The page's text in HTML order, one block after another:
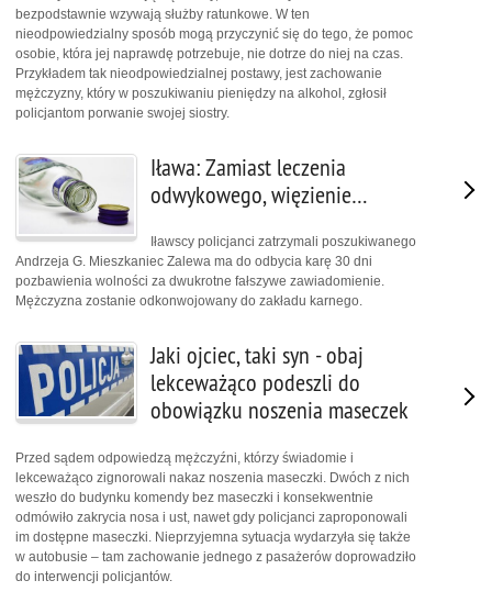
bezpodstawnie wzywają służby ratunkowe. W ten
nieodpowiedzialny sposób mogą przyczynić się do tego, że pomoc
osobie, która jej naprawdę potrzebuje, nie dotrze do niej na czas.
Przykładem tak nieodpowiedzialnej postawy, jest zachowanie
mężczyzny, który w poszukiwaniu pieniędzy na alkohol, zgłosił
policjantom porwanie swojej siostry.
Iława: Zamiast leczenia
odwykowego, więzienie…
Iławscy policjanci zatrzymali poszukiwanego
Andrzeja G. Mieszkaniec Zalewa ma do odbycia karę 30 dni
pozbawienia wolności za dwukrotne fałszywe zawiadomienie.
Mężczyzna zostanie odkonwojowany do zakładu karnego.
Jaki ojciec, taki syn - obaj
lekceważąco podeszli do
obowiązku noszenia maseczek
Przed sądem odpowiedzą mężczyźni, którzy świadomie i
lekceważąco zignorowali nakaz noszenia maseczki. Dwóch z nich
weszło do budynku komendy bez maseczki i konsekwentnie
odmówiło zakrycia nosa i ust, nawet gdy policjanci zaproponowali
im dostępne maseczki. Nieprzyjemna sytuacja wydarzyła się także
w autobusie – tam zachowanie jednego z pasażerów doprowadziło
do interwencji policjantów.